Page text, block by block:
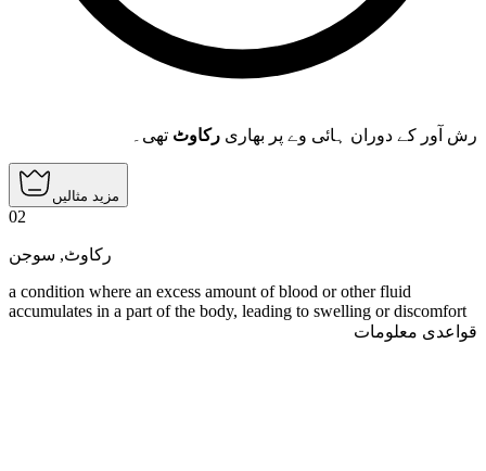
رش آور کے دوران ہائی وے پر بھاری رکاوٹ تھی۔
مزید مثالیں
02
رکاوٹ, سوجن
a condition where an excess amount of blood or other fluid
accumulates in a part of the body, leading to swelling or discomfort
قواعدی معلومات